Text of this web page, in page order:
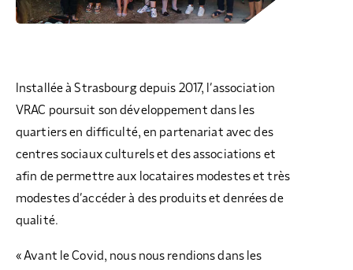
Installée à Strasbourg depuis 2017, l’association
VRAC poursuit son développement dans les
quartiers en difficulté, en partenariat avec des
centres sociaux culturels et des associations et
afin de permettre aux locataires modestes et très
modestes d’accéder à des produits et denrées de
qualité.
« Avant le Covid, nous nous rendions dans les